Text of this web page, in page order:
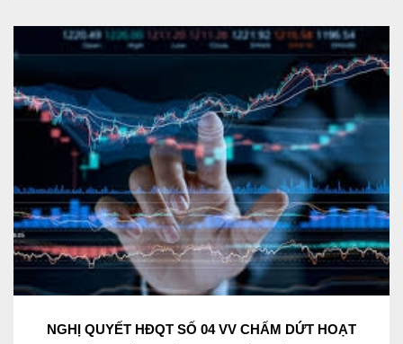
NGHỊ QUYẾT HĐQT SỐ 04 VV CHẤM DỨT HOẠT